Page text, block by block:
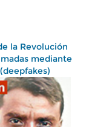
la Revolución
mediante